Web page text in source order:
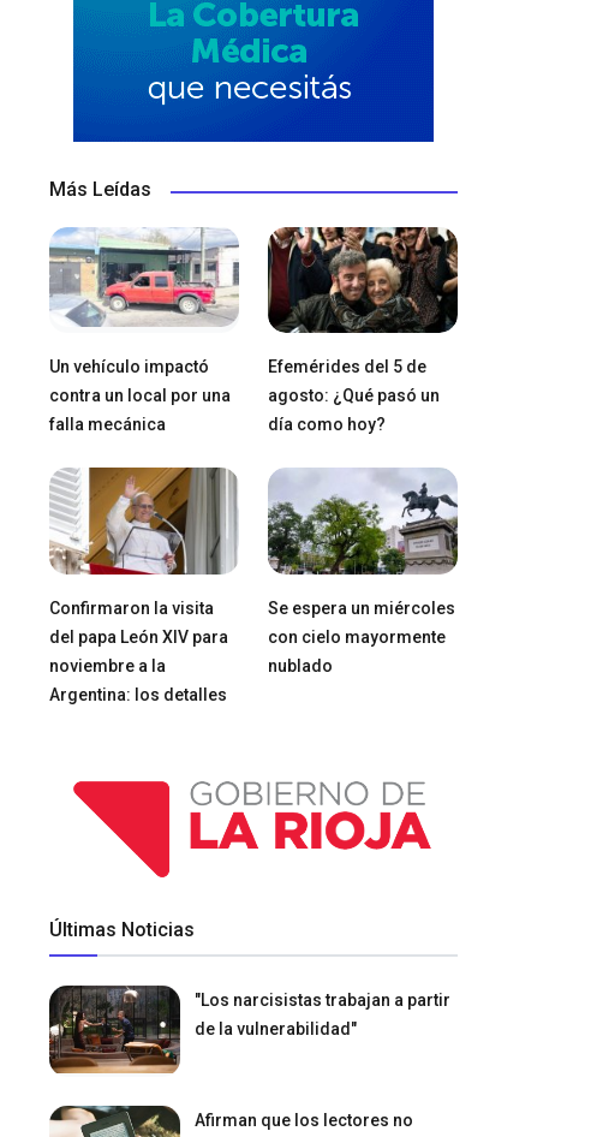
Más Leídas
Un vehículo impactó
contra un local por una
falla mecánica
Efemérides del 5 de
agosto: ¿Qué pasó un
día como hoy?
Confirmaron la visita
del papa León XIV para
noviembre a la
Argentina: los detalles
Se espera un miércoles
con cielo mayormente
nublado
Últimas Noticias
"Los narcisistas trabajan a partir
de la vulnerabilidad"
Afirman que los lectores no